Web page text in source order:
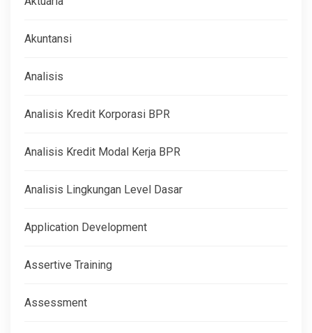
Akuntansi
Analisis
Analisis Kredit Korporasi BPR
Analisis Kredit Modal Kerja BPR
Analisis Lingkungan Level Dasar
Application Development
Assertive Training
Assessment